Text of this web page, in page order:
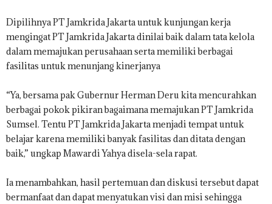
Dipilihnya PT Jamkrida Jakarta untuk kunjungan kerja
mengingat PT Jamkrida Jakarta dinilai baik dalam tata kelola
dalam memajukan perusahaan serta memiliki berbagai
fasilitas untuk menunjang kinerjanya
“Ya, bersama pak Gubernur Herman Deru kita mencurahkan
berbagai pokok pikiran bagaimana memajukan PT Jamkrida
Sumsel. Tentu PT Jamkrida Jakarta menjadi tempat untuk
belajar karena memiliki banyak fasilitas dan ditata dengan
baik,” ungkap Mawardi Yahya disela-sela rapat.
Ia menambahkan, hasil pertemuan dan diskusi tersebut dapat
bermanfaat dan dapat menyatukan visi dan misi sehingga